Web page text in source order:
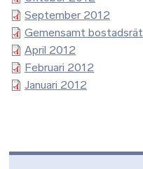
September 2012
Gemensamt
April 2012
Februari 2012
Januari 2012